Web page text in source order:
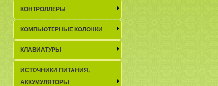
КОНТРОЛЛЕРЫ
КОМПЬЮТЕРНЫЕ КОЛОНКИ
КЛАВИАТУРЫ
ИСТОЧНИКИ ПИТАНИЯ,
АККУМУЛЯТОРЫ